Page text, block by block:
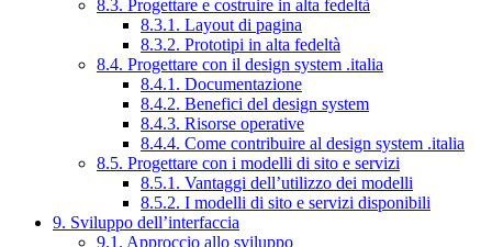
8.3. Progettare e costruire in alta fedeltà
8.3.1. Layout di pagina
8.3.2. Prototipi in alta fedeltà
8.4. Progettare con il design system .italia
8.4.1. Documentazione
8.4.2. Benefici del design system
8.4.3. Risorse operative
8.4.4. Come contribuire al design system .italia
8.5. Progettare con i modelli di sito e servizi
8.5.1. Vantaggi dell’utilizzo dei modelli
8.5.2. I modelli di sito e servizi disponibili
9. Sviluppo dell’interfaccia
9.1. Approccio allo sviluppo